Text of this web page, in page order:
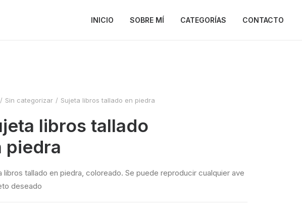
INICIO SOBRE MÍ CATEGORÍAS CONTACTO
Sin categorizar Sujeta libros tallado en piedra
libros tallado
piedra
libros tallado en piedra, coloreado. Se puede reproducir cualquier ave
deseado